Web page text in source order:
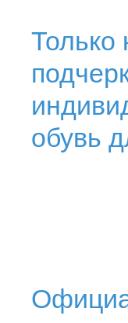
Только
обувь